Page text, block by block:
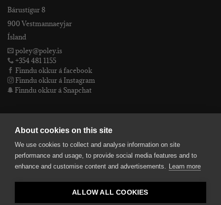
Bárustígur 8
900 Vestmannaeyjar
Ísland
poley@poley.is
+354 481 1155
Finndu okkur á facebook
Finndu okkur á Instagram
Finndu okkur á Snapchat
Póley ehf
kt: 4905072480
smelltu hér fyrir Lógóið okkar í fullri upplausn
About cookies on this site
We use cookies to collect and analyse information on site
performance and usage, to provide social media features and to
enhance and customise content and advertisements. Learn more
ALLOW ALL COOKIES